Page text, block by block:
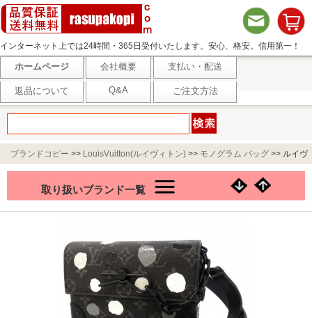
インターネット上では24時間・365日受付いたします。安心、格安。信用第一！
ホームページ 会社概要 支払い・配送
返品について Q&A ご注文方法
ブランドコピー >> LouisVuitton(ルイヴィトン) >> モノグラム バッグ >> ルイヴ
ィトン ショルダーバッグ モノグラム エクリプス/ドット LV × YK スティーマー
ウエアラブル ウォレット M81935
取り扱いブランド一覧